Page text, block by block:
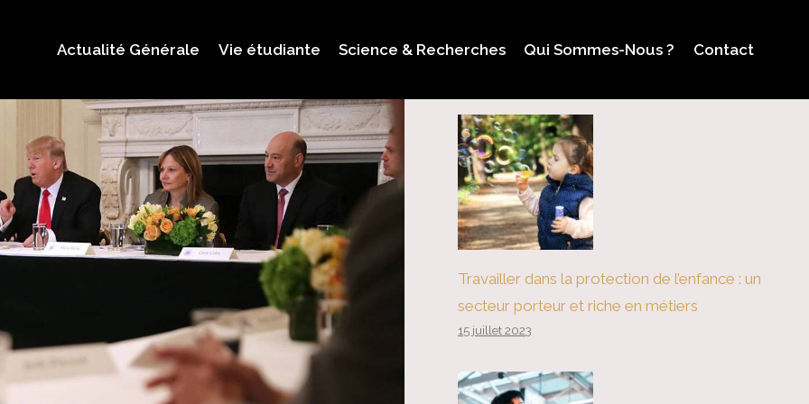
Actualité Générale Vie étudiante Science & Recherches Qui Sommes-Nous ? Contact
Travailler dans la protection de l’enfance : un
secteur porteur et riche en métiers
15 juillet 2023